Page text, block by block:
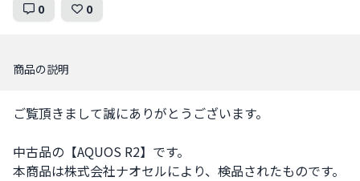
0 0
商品の説明
ご覧頂きまして誠にありがとうございます。
中古品の【AQUOS R2】です。
本商品は株式会社ナオセルにより、検品されたものです。